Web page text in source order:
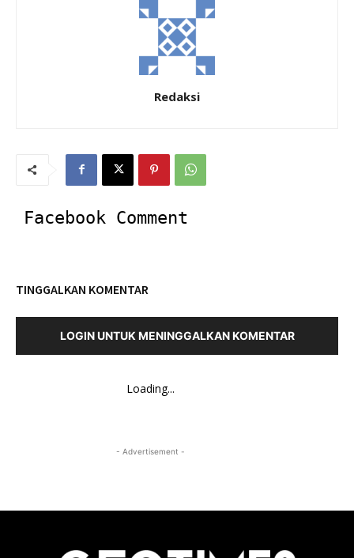
Redaksi
Facebook Comment
TINGGALKAN KOMENTAR
LOGIN UNTUK MENINGGALKAN KOMENTAR
Loading...
- Advertisement -